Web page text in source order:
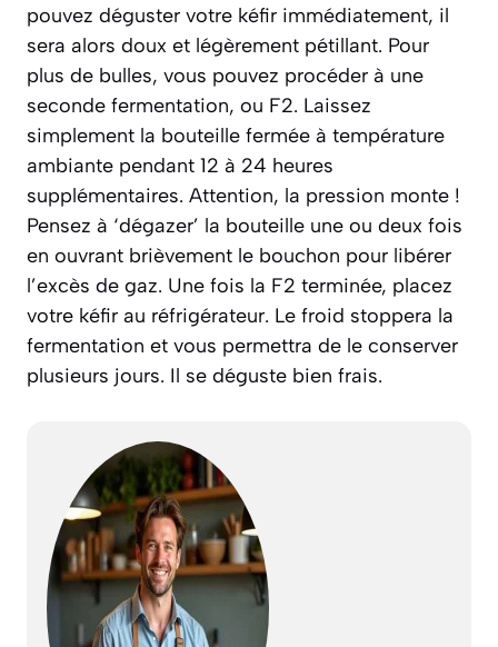
pouvez déguster votre kéfir immédiatement, il
sera alors doux et légèrement pétillant. Pour
plus de bulles, vous pouvez procéder à une
seconde fermentation, ou F2. Laissez
simplement la bouteille fermée à température
ambiante pendant 12 à 24 heures
supplémentaires. Attention, la pression monte !
Pensez à ‘dégazer’ la bouteille une ou deux fois
en ouvrant brièvement le bouchon pour libérer
l’excès de gaz. Une fois la F2 terminée, placez
votre kéfir au réfrigérateur. Le froid stoppera la
fermentation et vous permettra de le conserver
plusieurs jours. Il se déguste bien frais.